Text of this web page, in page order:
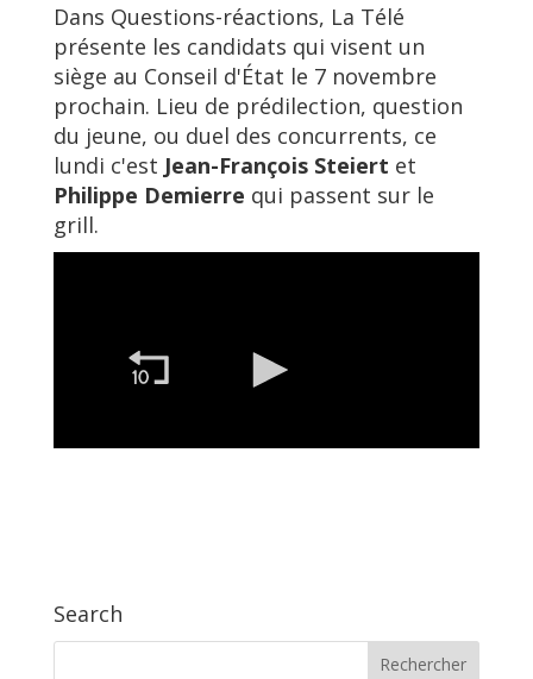
Dans Questions-réactions, La Télé
présente les candidats qui visent un
siège au Conseil d'État le 7 novembre
prochain. Lieu de prédilection, question
du jeune, ou duel des concurrents, ce
lundi c'est Jean-François Steiert et
Philippe Demierre qui passent sur le
grill.
Search